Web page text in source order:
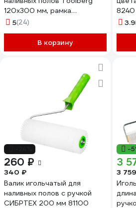
120x300 мм, рамка
ЛА-00001742
5(24)
В корзину
8240
3.9
260 ₽
340 ₽
Валик игольчатый для
наливных полов с ручкой
СИБРТЕХ 200 мм 81100
-
3
3